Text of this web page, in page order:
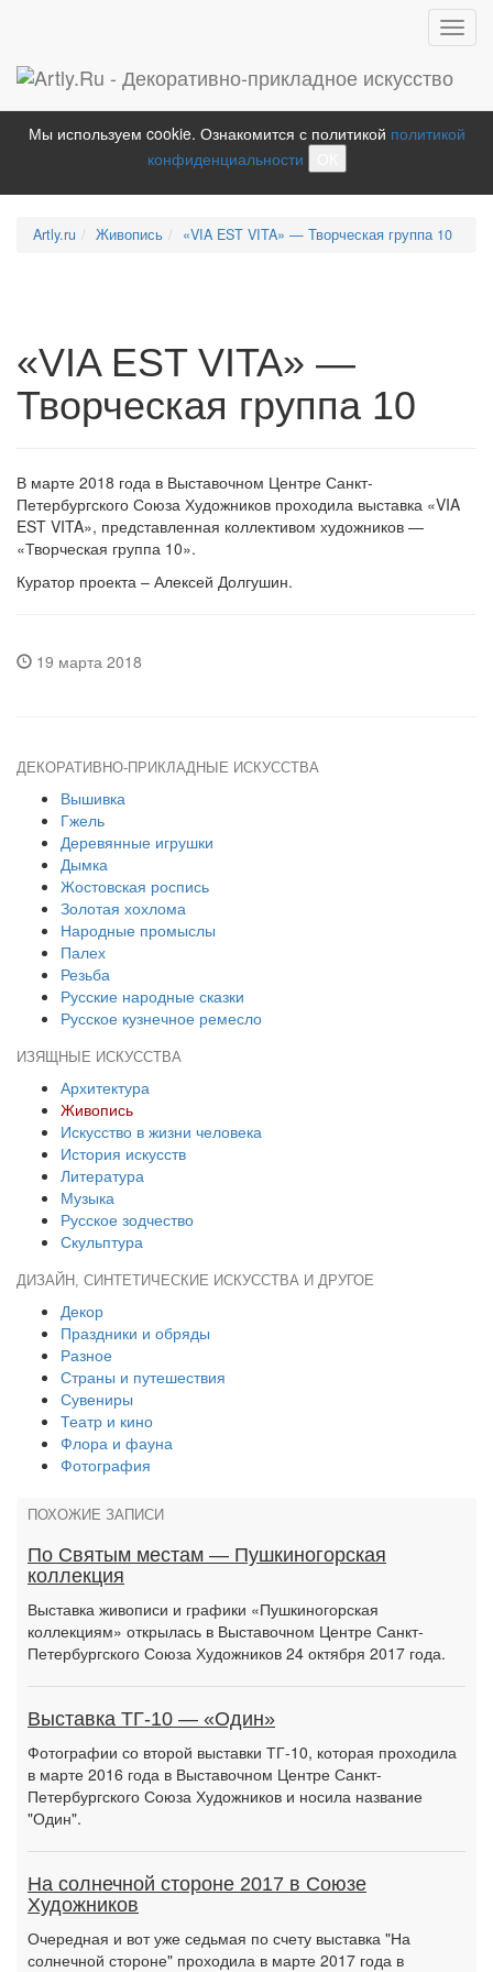
Мы используем cookie. Ознакомится с политикой политикой
конфиденциальности
Artly.ru Живопись «VIA EST VITA» — Творческая группа 10
«VIA EST VITA» —
Творческая группа 10
В марте 2018 года в Выставочном Центре Санкт-
Петербургского Союза Художников проходила выставка «VIA
EST VITA», представленная коллективом художников —
«Творческая группа 10».
Куратор проекта – Алексей Долгушин.
19 марта 2018
ДЕКОРАТИВНО-ПРИКЛАДНЫЕ ИСКУССТВА
Вышивка
Гжель
Деревянные игрушки
Дымка
Жостовская роспись
Золотая хохлома
Народные промыслы
Палех
Резьба
Русские народные сказки
Русское кузнечное ремесло
ИЗЯЩНЫЕ ИСКУССТВА
Архитектура
Живопись
Искусство в жизни человека
История искусств
Литература
Музыка
Русское зодчество
Скульптура
ДИЗАЙН, СИНТЕТИЧЕСКИЕ ИСКУССТВА И ДРУГОЕ
Декор
Праздники и обряды
Разное
Страны и путешествия
Сувениры
Театр и кино
Флора и фауна
Фотография
ПОХОЖИЕ ЗАПИСИ
По Святым местам — Пушкиногорская
коллекция
Выставка живописи и графики «Пушкиногорская
коллекциям» открылась в Выставочном Центре Санкт-
Петербургского Союза Художников 24 октября 2017 года.
Выставка ТГ-10 — «Один»
Фотографии со второй выставки ТГ-10, которая проходила
в марте 2016 года в Выставочном Центре Санкт-
Петербургского Союза Художников и носила название
"Один".
На солнечной стороне 2017 в Союзе
Художников
Очередная и вот уже седьмая по счету выставка "На
солнечной стороне" проходила в марте 2017 года в